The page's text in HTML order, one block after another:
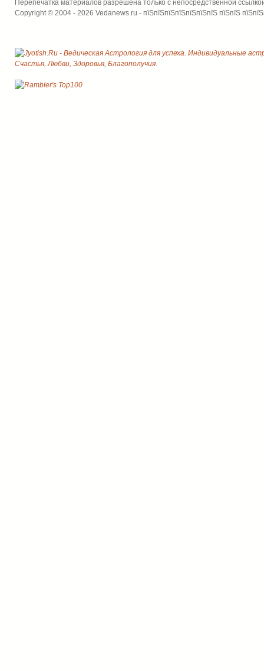
Перепечатка материалов разрешена только с непосредственной
Copyright © 2004 - 2026 Vedanews.ru - пїЅпїЅпїЅпїЅпїЅпїЅпїЅ пїЅпїЅ